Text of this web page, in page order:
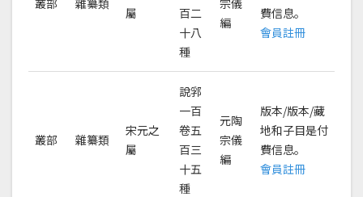
叢部 雜纂類
屬
百二
十八
種
宗儀
編
費信息。
會員註冊
叢部 雜纂類
宋元之
屬
說郛
一百
卷五
百三
十五
種
元陶
宗儀
編
版本/版本/藏
地和子目是付
費信息。
會員註冊